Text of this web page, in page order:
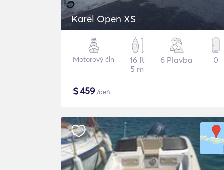
Karel Open XS
Motorový čln
16 ft
5 m
6 Plavba 0
$459/deň